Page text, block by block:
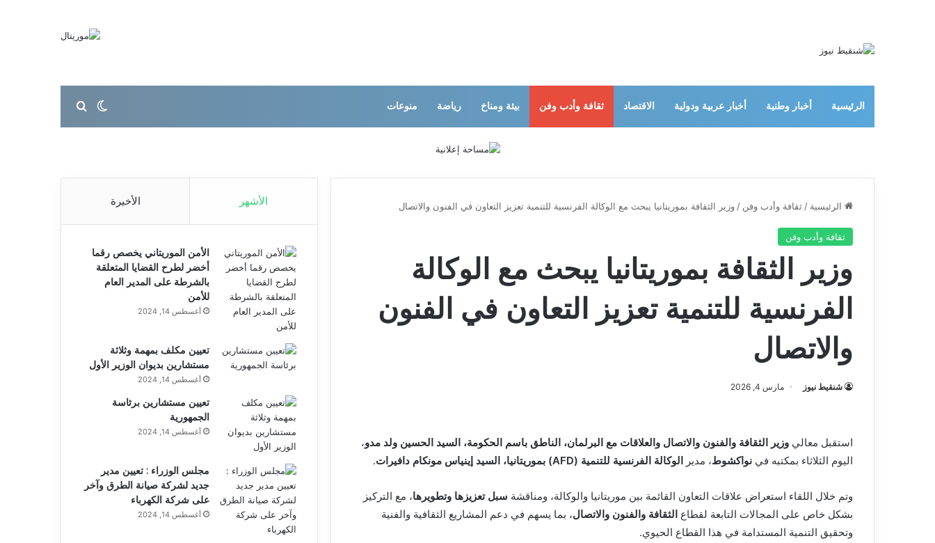
الرئيسية أخبار وطنية أخبار عربية ودولية الاقتصاد ثقافة وأدب وفن بيئة ومناخ رياضة منوعات الوضع المظلم
بحث عن
الرئيسية / ثقافة وأدب وفن / وزير الثقافة بموريتانيا يبحث مع الوكالة الفرنسية للتنمية تعزيز التعاون في الفنون والاتصال
ثقافة وأدب وفن
وزير الثقافة بموريتانيا يبحث مع الوكالة
الفرنسية للتنمية تعزيز التعاون في الفنون
والاتصال
شنقيط نيوز مارس 4, 2026
استقبل معالي وزير الثقافة والفنون والاتصال والعلاقات مع البرلمان، الناطق باسم الحكومة، السيد الحسين ولد مدو،
اليوم الثلاثاء بمكتبه في نواكشوط، مدير الوكالة الفرنسية للتنمية (AFD) بموريتانيا، السيد إينياس مونكام دافيرات .
وتم خلال اللقاء استعراض علاقات التعاون القائمة بين موريتانيا والوكالة، ومناقشة سبل تعزيزها وتطويرها، مع التركيز
بشكل خاص على المجالات التابعة لقطاع الثقافة والفنون والاتصال، بما يسهم في دعم المشاريع الثقافية والفنية
وتحقيق التنمية المستدامة في هذا القطاع الحيوي.
الأشهر الأخيرة
الأمن الموريتاني يخصص رقما
أخضر لطرح القضايا المتعلقة
بالشرطة على المدير العام
للأمن
أغسطس 14, 2024
تعيين مكلف بمهمة وثلاثة
مستشارين بديوان الوزير الأول
أغسطس 14, 2024
تعيين مستشارين برئاسة
الجمهورية
أغسطس 14, 2024
مجلس الوزراء : تعيين مدير
جديد لشركة صيانة الطرق وآخر
على شركة الكهرباء
أغسطس 14, 2024